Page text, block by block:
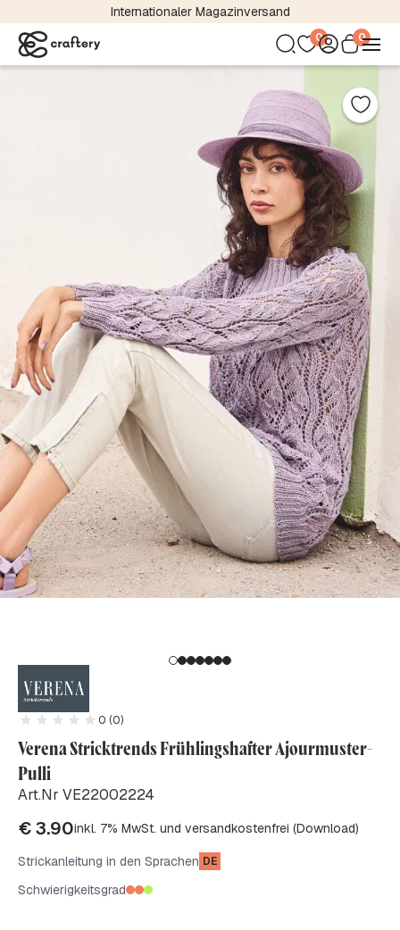
Internationaler Magazinversand
0 0
0 (0)
Verena Stricktrends Frühlingshafter Ajourmuster-
Pulli
Art.Nr VE22002224
€3.90inkl. 7% MwSt. und versandkostenfrei (Download)
Strickanleitung in den Sprachen DE
Schwierigkeitsgrad